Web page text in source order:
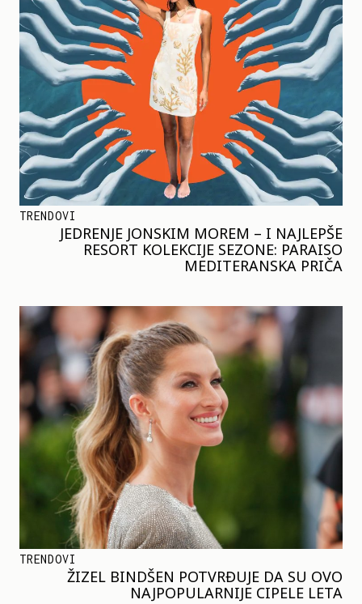
TRENDOVI
JEDRENJE JONSKIM MOREM – I NAJLEPŠE
RESORT KOLEKCIJE SEZONE: PARAISO
MEDITERANSKA PRIČA
TRENDOVI
ŽIZEL BINDŠEN POTVRĐUJE DA SU OVO
NAJPOPULARNIJE CIPELE LETA